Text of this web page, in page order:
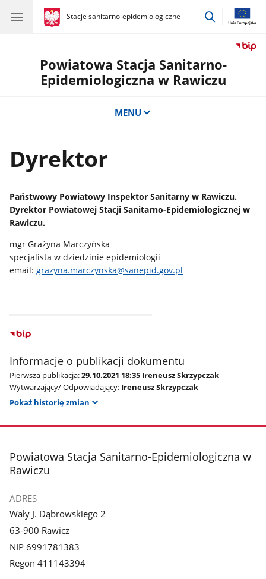
gov.pl
Stacje sanitarno-epidemiologiczne
gov.pl
Stacje
przejdź
Powiatowa Stacja Sanitarno-
Epidemiologiczna w Rawiczu
MENU
Dyrektor
Państwowy Powiatowy Inspektor Sanitarny w Rawiczu.
Dyrektor Powiatowej Stacji Sanitarno-Epidemiologicznej w
Rawiczu.
mgr Grażyna Marczyńska
specjalista w dziedzinie epidemiologii
email:grazyna.marczynska@sanepid.gov.pl
Informacje o publikacji dokumentu
Pierwsza publikacja:29.10.2021 18:35 Ireneusz Skrzypczak
Wytwarzający/ Odpowiadający: Ireneusz Skrzypczak
Pokaż historię zmian
stopka
Powiatowa Stacja Sanitarno-Epidemiologiczna w
Rawiczu
ADRES
Wały J. Dąbrowskiego 2
63-900 Rawicz
NIP 6991781383
Regon 411143394